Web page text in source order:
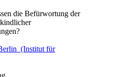
die Befürwortung der
(Institut für